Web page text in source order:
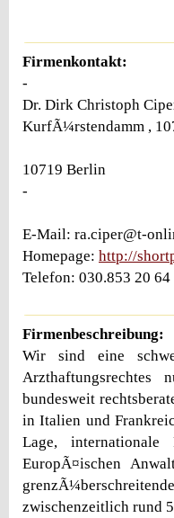
Firmenkontakt:
-
Dr. Dirk Christoph
KurfÃ¼rstendamm ,
10719 Berlin
-
E-Mail: ra.ciper@t-
Homepage: http://
Telefon: 030.853 20 64
Firmenbeschreibung:
Wir sind eine
bundesweit
in Italien und
Lage, internationale
EuropÃ¤ischen
zwischenzeitlich rund